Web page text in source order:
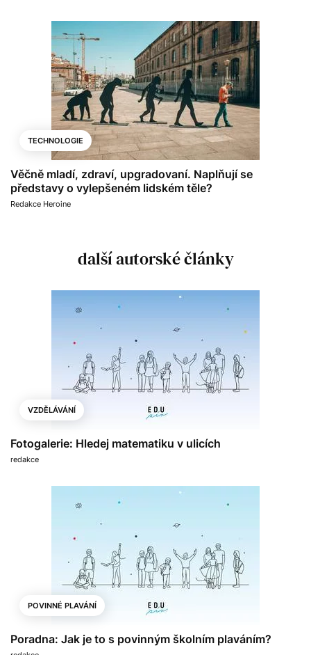
TECHNOLOGIE
Věčně mladí, zdraví, upgradovaní. Naplňují se
představy o vylepšeném lidském těle?
Redakce Heroine
další autorské články
VZDĚLÁVÁNÍ
Fotogalerie: Hledej matematiku v ulicích
redakce
POVINNÉ PLAVÁNÍ
Poradna: Jak je to s povinným školním plaváním?